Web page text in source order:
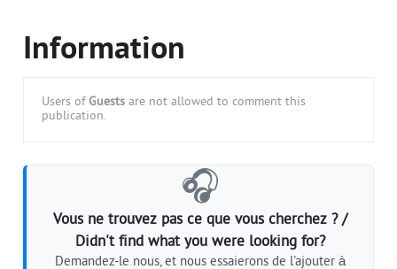
Information
Users of Guests are not allowed to comment this
publication.
🎧
Vous ne trouvez pas ce que vous cherchez ? /
Didn't find what you were looking for?
Demandez-le nous, et nous essaierons de l'ajouter à